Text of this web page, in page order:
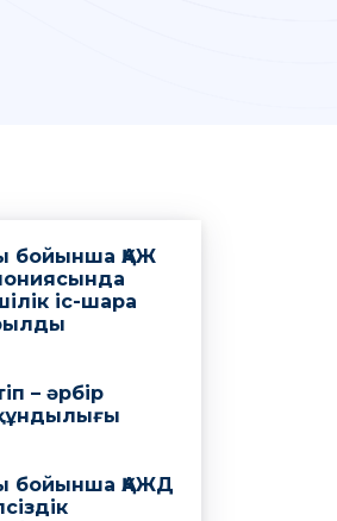
бойынша ҚАЖ
іс-шара
– әрбір
бойынша ҚАЖД